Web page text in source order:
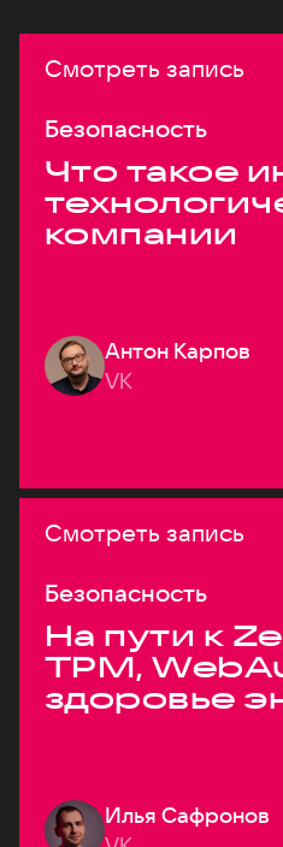
Смотреть запись
Безопасность
Что такое
компании
Антон Карпов
VK
Смотреть запись
Безопасность
На пути к
TPM,
здоровье
Илья Сафронов